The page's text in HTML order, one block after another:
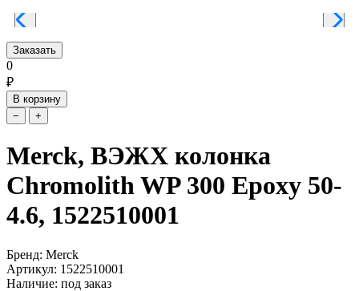
Заказать
0
₽
В корзину
−
+
Merck, ВЭЖХ колонка
Chromolith WP 300 Epoxy 50-
4.6, 1522510001
Бренд: Merck
Артикул: 1522510001
Наличие: под заказ